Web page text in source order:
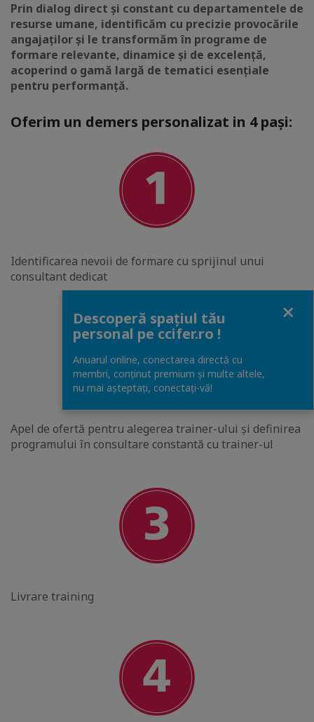
Prin dialog direct și constant cu departamentele de
resurse umane, identificăm cu precizie provocările
angajaților și le transformăm în programe de
formare relevante, dinamice și de excelență,
acoperind o gamă largă de tematici esențiale
pentru performanță.
Oferim un demers personalizat in 4 pași:
Identificarea nevoii de formare cu sprijinul unui
consultant dedicat
Apel de ofertă pentru alegerea trainer-ului și definirea
programului în consultare constantă cu trainer-ul
Livrare training
Descoperă spațiul tău
personal pe ccifer.ro !
Anuarul online, conectarea directă cu
membri, conținut premium și multe altele,
nu mai așteptați, conectaţi-vă!